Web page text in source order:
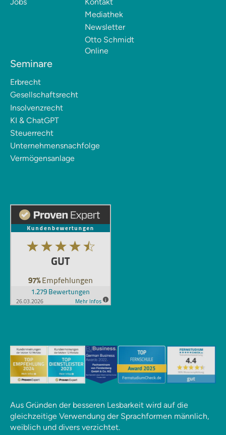
Mediathek
Newsletter
Otto Schmidt
Online
Seminare
Erbrecht
Gesellschaftsrecht
Insolvenzrecht
KI & ChatGPT
Steuerrecht
Unternehmensnachfolge
Vermögensanlage
Aus Gründen der besseren Lesbarkeit wird auf die
gleichzeitige Verwendung der Sprachformen männlich,
weiblich und divers verzichtet.